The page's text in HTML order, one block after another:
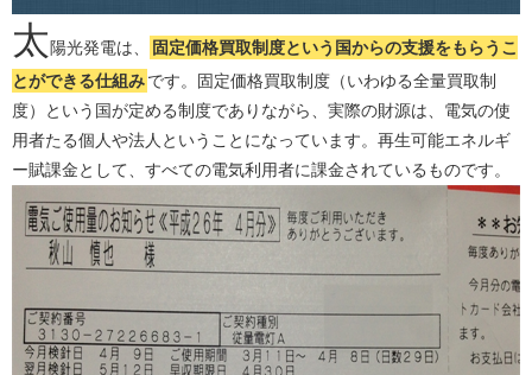
太陽光発電は、
固定価格買取制度という国からの支援をもらうこ
とができる仕組みです。固定価格買取制度（いわゆる全量買取制
度）という国が定める制度でありながら、実際の財源は、電気の使
用者たる個人や法人ということになっています。再生可能エネルギ
ー賦課金として、すべての電気利用者に課金されているものです。